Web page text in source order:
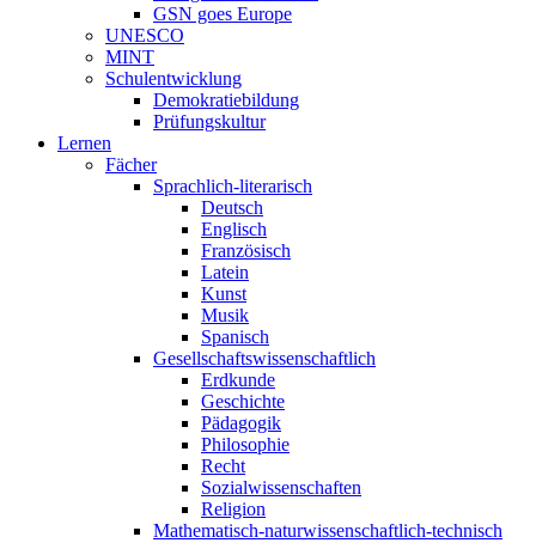
GSN goes Europe
UNESCO
MINT
Schulentwicklung
Demokratiebildung
Prüfungskultur
Lernen
Fächer
Sprachlich-literarisch
Deutsch
Englisch
Französisch
Latein
Kunst
Musik
Spanisch
Gesellschaftswissenschaftlich
Erdkunde
Geschichte
Pädagogik
Philosophie
Recht
Sozialwissenschaften
Religion
Mathematisch-naturwissenschaftlich-technisch